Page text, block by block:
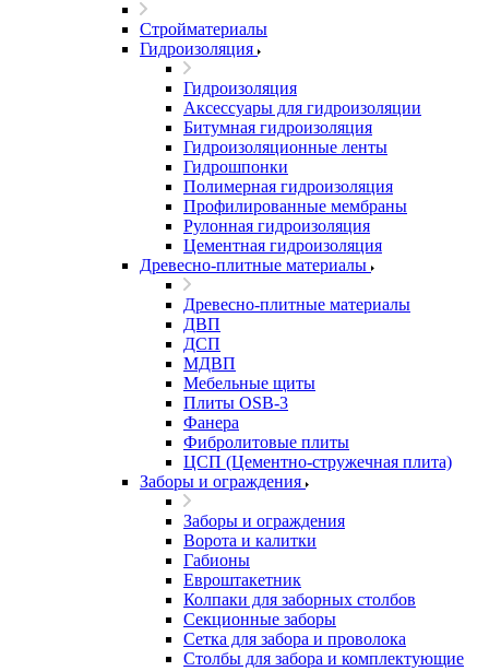
Стройматериалы
Гидроизоляция
Гидроизоляция
Аксессуары для гидроизоляции
Битумная гидроизоляция
Гидроизоляционные ленты
Гидрошпонки
Полимерная гидроизоляция
Профилированные мембраны
Рулонная гидроизоляция
Цементная гидроизоляция
Древесно-плитные материалы
Древесно-плитные материалы
ДВП
ДСП
МДВП
Мебельные щиты
Плиты OSB-3
Фанера
Фибролитовые плиты
ЦСП (Цементно-стружечная плита)
Заборы и ограждения
Заборы и ограждения
Ворота и калитки
Габионы
Евроштакетник
Колпаки для заборных столбов
Секционные заборы
Сетка для забора и проволока
Столбы для забора и комплектующие